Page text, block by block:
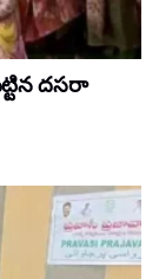
దసరా